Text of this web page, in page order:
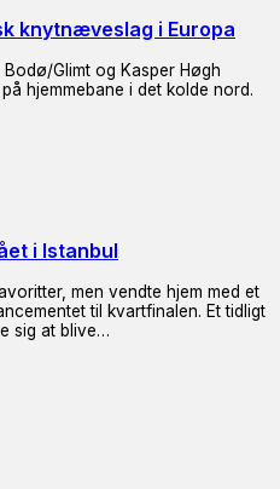
knytnæveslag i Europa
Glimt og Kasper Høgh
hjemmebane i det kolde nord.
i Istanbul
men vendte hjem med et
til kvartfinalen. Et tidligt
sig at blive…